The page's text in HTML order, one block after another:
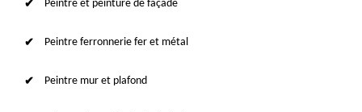
Peintre et peinture de façade
Peintre ferronnerie fer et métal
Peintre mur et plafond